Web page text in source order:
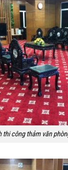
thi công thảm văn